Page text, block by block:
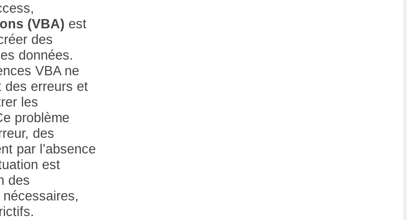
(VBA) est
des
données.
VBA ne
des erreurs et
les
problème
des
par l’absence
est
des